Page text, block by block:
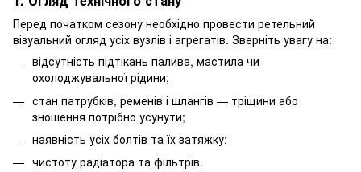
Перед початком сезону необхідно провести ретельний
візуальний огляд усіх вузлів і агрегатів. Зверніть увагу на:
відсутність підтікань палива, мастила чи
охолоджувальної рідини;
стан патрубків, ременів і шлангів — тріщини або
зношення потрібно усунути;
наявність усіх болтів та їх затяжку;
чистоту радіатора та фільтрів.